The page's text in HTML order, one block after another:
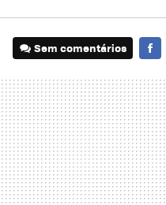
Sem comentários